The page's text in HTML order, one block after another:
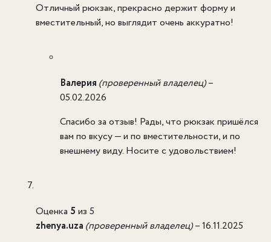
Отличный рюкзак, прекрасно держит форму и
вместительный, но выглядит очень аккуратно!
Валерия (проверенный владелец)–
05.02.2026
Спасибо за отзыв! Рады, что рюкзак пришёлся
вам по вкусу — и по вместительности, и по
внешнему виду. Носите с удовольствием!
Оценка 5 из 5
zhenya.uza (проверенный владелец)–16.11.2025